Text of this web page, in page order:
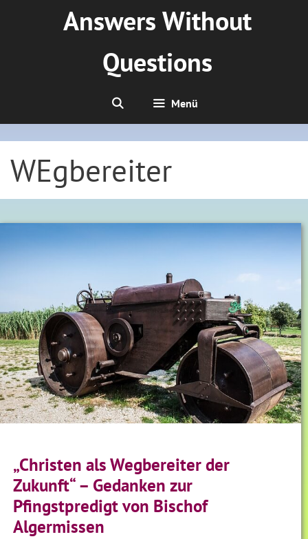
Answers Without
Questions
Menü
WEgbereiter
„Christen als Wegbereiter der
Zukunft“ – Gedanken zur
Pfingstpredigt von Bischof
Algermissen